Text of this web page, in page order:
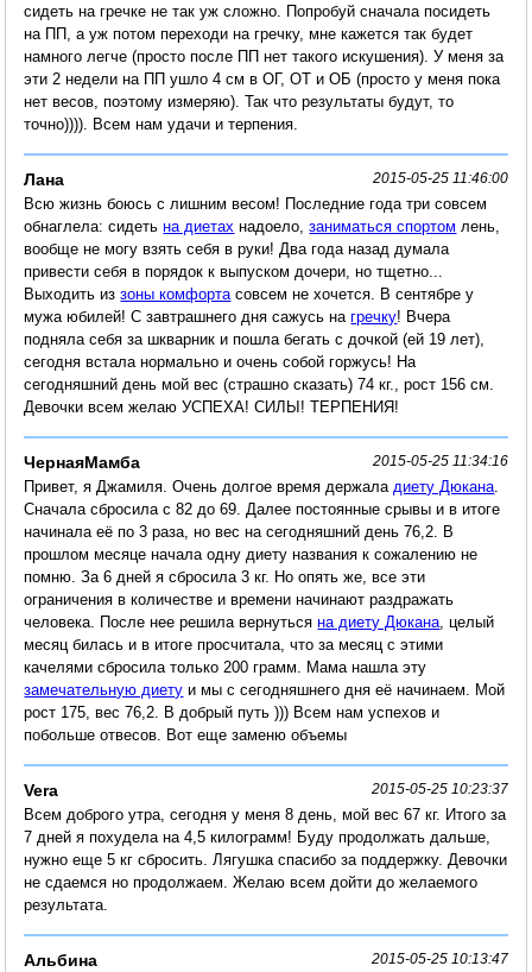
сидеть на гречке не так уж сложно. Попробуй сначала посидеть
на ПП, а уж потом переходи на гречку, мне кажется так будет
намного легче (просто после ПП нет такого искушения). У меня за
эти 2 недели на ПП ушло 4 см в ОГ, ОТ и ОБ (просто у меня пока
нет весов, поэтому измеряю). Так что результаты будут, то
точно)))). Всем нам удачи и терпения.
Лана 2015-05-25 11:46:00
Всю жизнь боюсь с лишним весом! Последние года три совсем
обнаглела: сидетьна диетах надоело,заниматься спортом лень,
вообще не могу взять себя в руки! Два года назад думала
привести себя в порядок к выпуском дочери, но тщетно...
Выходить иззоны комфорта совсем не хочется. В сентябре у
мужа юбилей! С завтрашнего дня сажусь нагречку! Вчера
подняла себя за шкварник и пошла бегать с дочкой (ей 19 лет),
сегодня встала нормально и очень собой горжусь! На
сегодняшний день мой вес (страшно сказать) 74 кг., рост 156 см.
Девочки всем желаю УСПЕХА! СИЛЫ! ТЕРПЕНИЯ!
ЧернаяМамба 2015-05-25 11:34:16
Привет, я Джамиля. Очень долгое время держала диету Дюкана
Сначала сбросила с 82 до 69. Далее постоянные срывы и в итоге
начинала её по 3 раза, но вес на сегодняшний день 76,2. В
прошлом месяце начала одну диету названия к сожалению не
помню. За 6 дней я сбросила 3 кг. Но опять же, все эти
ограничения в количестве и времени начинают раздражать
человека. После нее решила вернутьсяна диету Дюкана , целый
месяц билась и в итоге просчитала, что за месяц с этими
качелями сбросила только 200 грамм. Мама нашла эту
замечательную диету и мы с сегодняшнего дня её начинаем. Мой
рост 175, вес 76,2. В добрый путь ))) Всем нам успехов и
побольше отвесов. Вот еще заменю объемы
Vera 2015-05-25 10:23:37
Всем доброго утра, сегодня у меня 8 день, мой вес 67 кг. Итого за
7 дней я похудела на 4,5 килограмм! Буду продолжать дальше,
нужно еще 5 кг сбросить. Лягушка спасибо за поддержку. Девочки
не сдаемся но продолжаем. Желаю всем дойти до желаемого
результата.
Альбина 2015-05-25 10:13:47